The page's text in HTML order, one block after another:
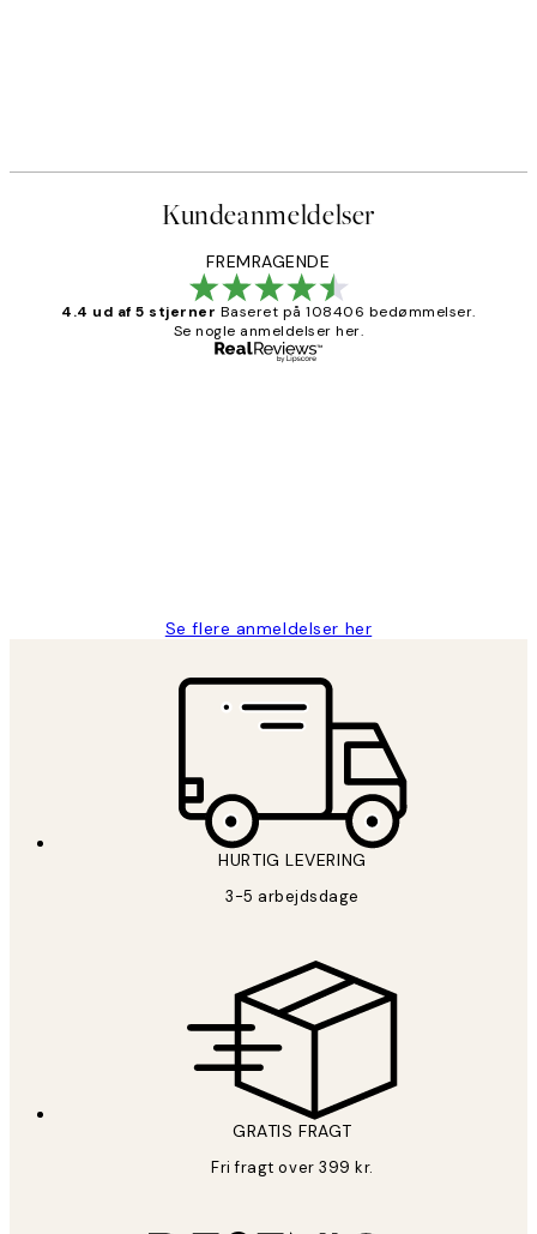
Kundeanmeldelser
FREMRAGENDE
4.4 ud af 5 stjerner Baseret på 108406 bedømmelser.
Se nogle anmeldelser her.
Se flere anmeldelser her
HURTIG LEVERING
3-5 arbejdsdage
GRATIS FRAGT
Fri fragt over 399 kr.